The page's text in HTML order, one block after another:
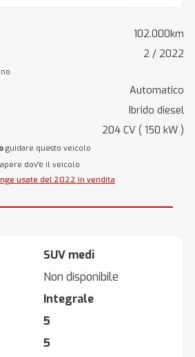
102.000km
2 / 2022
Automatico
Ibrido diesel
204 CV ( 150 kW )
guidare questo veicolo
dov'è il veicolo
usate del 2022 in vendita
SUV medi
Non disponibile
Integrale
5
5